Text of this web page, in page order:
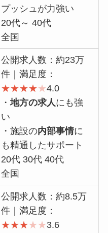
プッシュが力強い
20代～ 40代
全国
公開求人数：約23万
件｜満足度：
★★★★★4.0
・地方の求人 にも強
い
・施設の内部事情に
も精通したサポート
20代 30代 40代
全国
公開求人数：約8.5万
件｜満足度：
★★★★ ★3.6